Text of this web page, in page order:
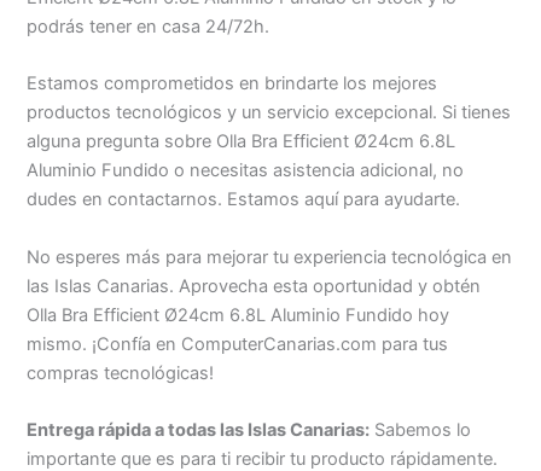
podrás tener en casa 24/72h.
Estamos comprometidos en brindarte los mejores
productos tecnológicos y un servicio excepcional. Si tienes
alguna pregunta sobre Olla Bra Efficient Ø24cm 6.8L
Aluminio Fundido o necesitas asistencia adicional, no
dudes en contactarnos. Estamos aquí para ayudarte.
No esperes más para mejorar tu experiencia tecnológica en
las Islas Canarias. Aprovecha esta oportunidad y obtén
Olla Bra Efficient Ø24cm 6.8L Aluminio Fundido hoy
mismo. ¡Confía en ComputerCanarias.com para tus
compras tecnológicas!
Entrega rápida a todas las Islas Canarias: Sabemos lo
importante que es para ti recibir tu producto rápidamente.